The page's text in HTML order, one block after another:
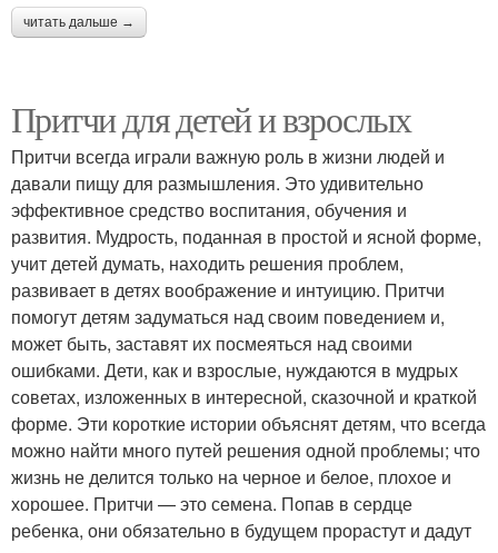
читать дальше →
Притчи для детей и взрослых
Притчи всегда играли важную роль в жизни людей и
давали пищу для размышления. Это удивительно
эффективное средство воспитания, обучения и
развития. Мудрость, поданная в простой и ясной форме,
учит детей думать, находить решения проблем,
развивает в детях воображение и интуицию. Притчи
помогут детям задуматься над своим поведением и,
может быть, заставят их посмеяться над своими
ошибками. Дети, как и взрослые, нуждаются в мудрых
советах, изложенных в интересной, сказочной и краткой
форме. Эти короткие истории объяснят детям, что всегда
можно найти много путей решения одной проблемы; что
жизнь не делится только на черное и белое, плохое и
хорошее. Притчи — это семена. Попав в сердце
ребенка, они обязательно в будущем прорастут и дадут